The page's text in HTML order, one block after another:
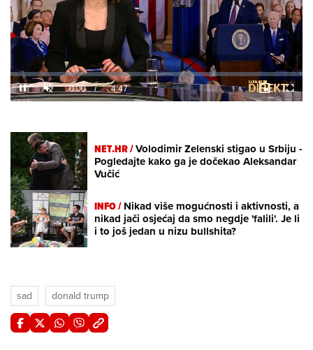
Unmute /
Loaded:
5.01%
NET.HR /Volodimir Zelenski stigao u Srbiju -
Pogledajte kako ga je dočekao Aleksandar
Vučić
INFO /Nikad više mogućnosti i aktivnosti, a
nikad jači osjećaj da smo negdje 'falili'. Je li
i to još jedan u nizu bullshita?
sad donald trump